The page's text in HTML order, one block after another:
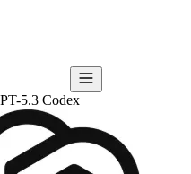
5.3 Codex